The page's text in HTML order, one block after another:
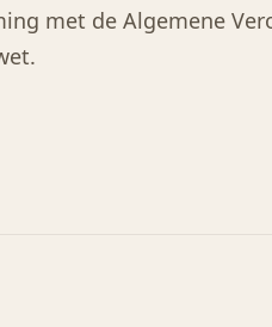
met de Algemene